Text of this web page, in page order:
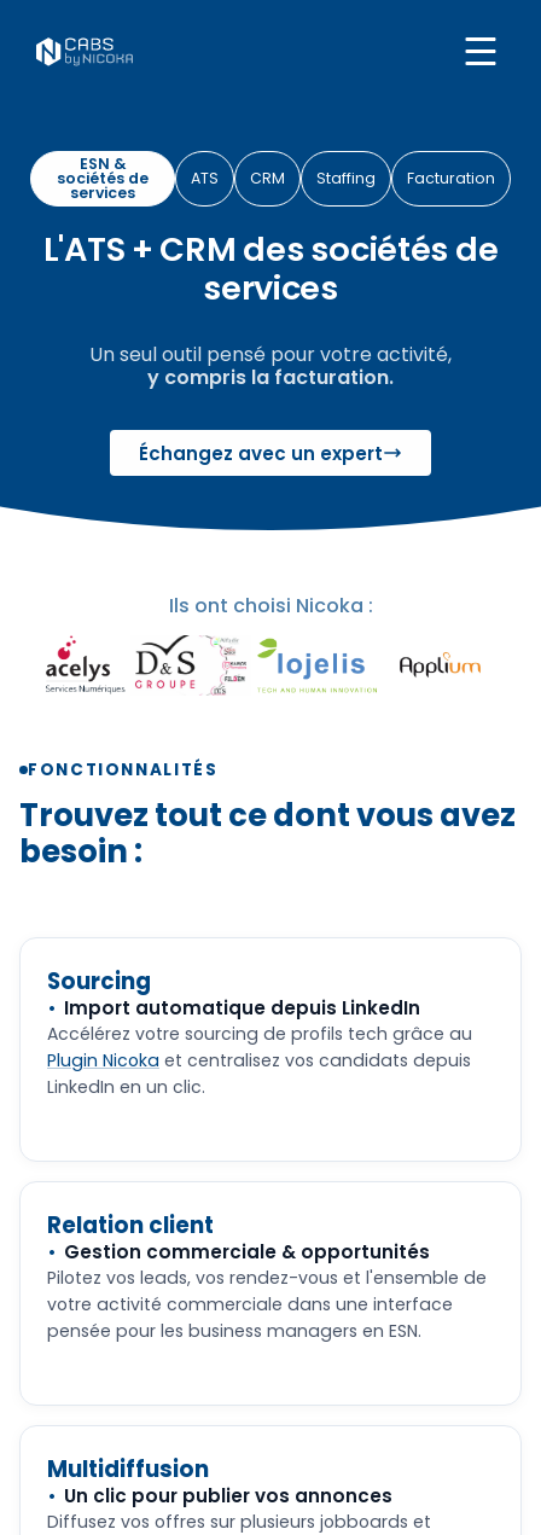
ESN &
sociétés de
services
ATS CRM Staffing Facturation
L'ATS + CRM des sociétés de
services
Un seul outil pensé pour votre activité,
y compris la facturation.
Échangez avec un expert
Ils ont choisi Nicoka :
FONCTIONNALITÉS
Trouvez tout ce dont vous avez
besoin :
Sourcing
Import automatique depuis LinkedIn
Accélérez votre sourcing de profils tech grâce au
Plugin Nicoka et centralisez vos candidats depuis
LinkedIn en un clic.
Relation client
Gestion commerciale & opportunités
Pilotez vos leads, vos rendez-vous et l'ensemble de
votre activité commerciale dans une interface
pensée pour les business managers en ESN.
Multidiffusion
Un clic pour publier vos annonces
Diffusez vos offres sur plusieurs jobboards et